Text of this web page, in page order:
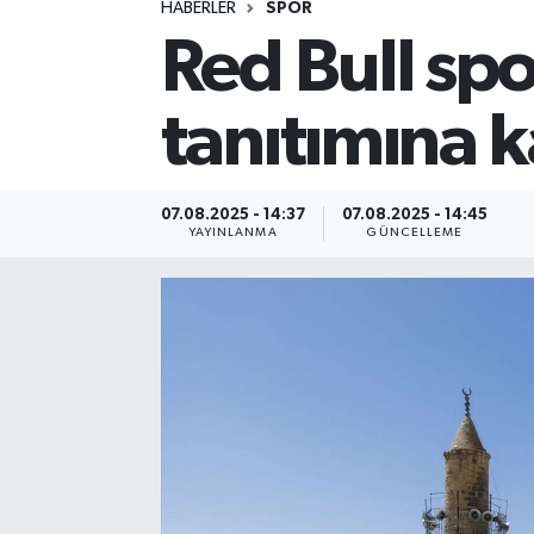
HABERLER SPOR
Red Bull
tanıtımına
07.08.2025 - 14:37
YAYINLANMA
07.08.2025 - 14:45
GÜNCELLEME